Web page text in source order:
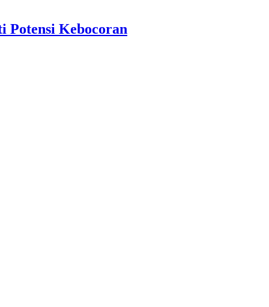
Potensi Kebocoran